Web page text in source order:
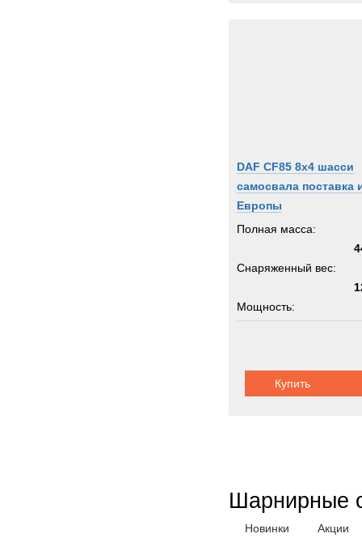
DAF CF85 8x4 шасси
самосвала поставка
Европы
Полная масса:
Снаряженный вес:
Мощность:
Купить
Шарнирные
Новинки Акции